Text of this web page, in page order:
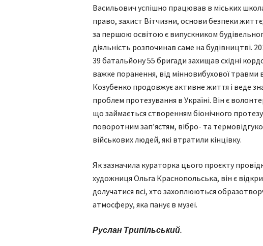
Васильович успішно працював в міських
право, захист Вітчизни, основи безпеки
за першою освітою є випускником
діяльність розпочинав саме на будівництві.
39 батальйону 55 бригади захищав східні
важке поранення, від мінновибухової травми
Козубенко продовжує активне життя і веде
проблем протезування в Україні. Він є
що займається створенням біонічного
поворотним зап’ястям, вібро- та
військових людей, які втратили кінцівку.
Як зазначила кураторка цього проєкту
художниця Ольга Краснопольська, він є
долучатися всі, хто захоплюються
атмосферу, яка панує в музеї.
Руслан Трипільський.